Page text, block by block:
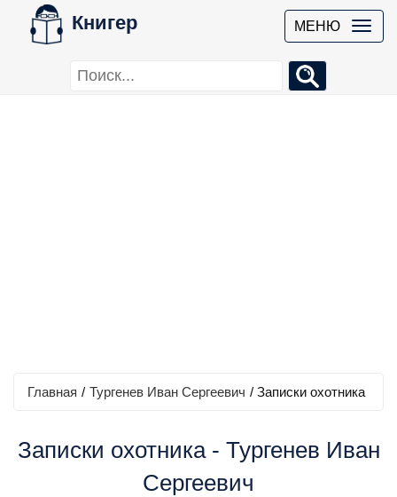
Книгер МЕНЮ
Главная / Тургенев Иван Сергеевич / Записки охотника
Записки охотника - Тургенев Иван
Сергеевич